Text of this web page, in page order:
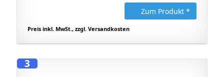
Zum Produkt *
Preis inkl. MwSt., zzgl. Versandkosten
3